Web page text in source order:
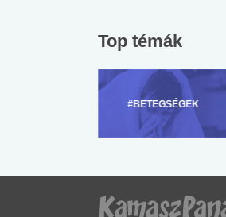
Top témák
#BETEGSÉGEK